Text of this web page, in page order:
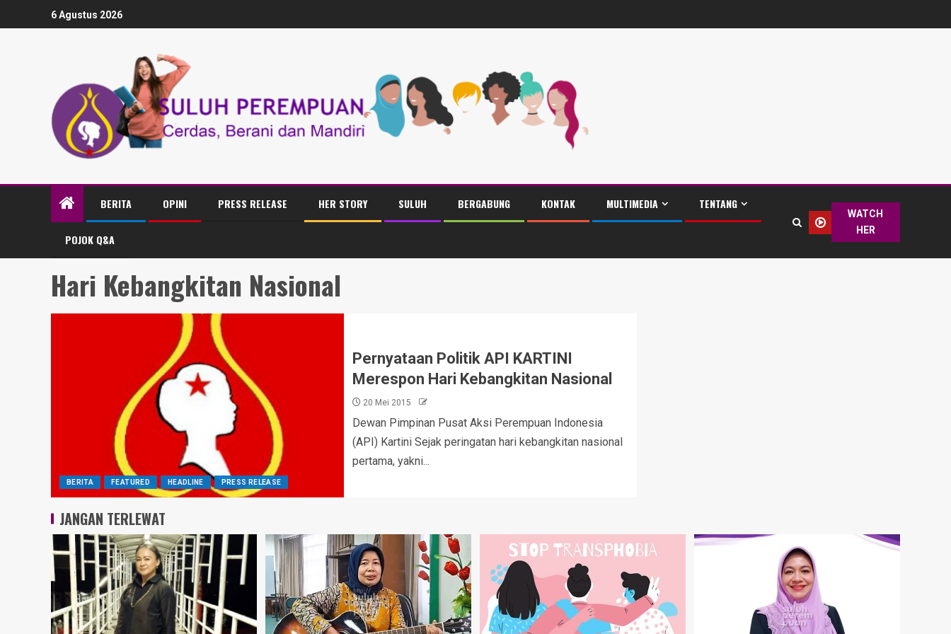
6 Agustus 2026
BERITA OPINI PRESS RELEASE HER STORY SULUH BERGABUNG KONTAK MULTIMEDIA TENTANG
POJOK Q&A
WATCH
HER
Hari Kebangkitan Nasional
BERITA FEATURED HEADLINE PRESS RELEASE
Pernyataan Politik API KARTINI
Merespon Hari Kebangkitan Nasional
20 Mei 2015
Dewan Pimpinan Pusat Aksi Perempuan Indonesia
(API) Kartini Sejak peringatan hari kebangkitan nasional
pertama, yakni...
JANGAN TERLEWAT